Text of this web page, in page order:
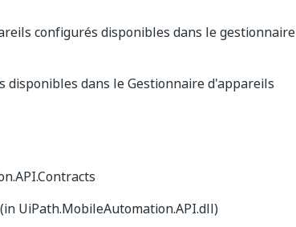
configurés disponibles dans le gestionnaire
dans le Gestionnaire d'appareils
UiPath.MobileAutomation.API.dll)